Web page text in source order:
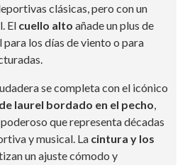
clásicas, pero con un
El cuello alto añade un plus de
los días de viento o para
se completa con el icónico
laurel bordado en el pecho
que representa décadas
y musical. La cintura y los
un ajuste cómodo y